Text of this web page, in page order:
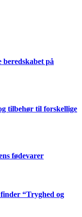
på
tilbehør til forskellige
fødevarer
“Tryghed og